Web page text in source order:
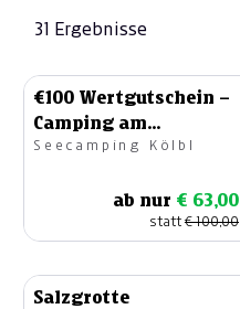
31 Ergebnisse
€100 Wertgutschein –
Camping am
Ossiacher See
Seecamping Kölbl
ab nur € 63,00
statt€ 100,00
Salzgrotte